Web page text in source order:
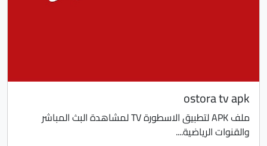
ostora tv apk
ملف APK لتطبيق الاسطورة TV لمشاهدة البث المباشر
والقنوات الرياضية....